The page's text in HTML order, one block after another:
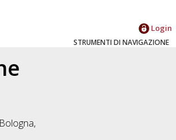
Login
STRUMENTI DI NAVIGAZIONE